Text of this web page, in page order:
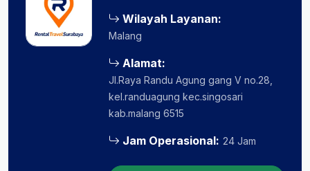
Wilayah Layanan:
Malang
Alamat:
Jl.Raya Randu Agung gang V no.28,
kel.randuagung kec.singosari
kab.malang 6515
Jam Operasional: 24 Jam